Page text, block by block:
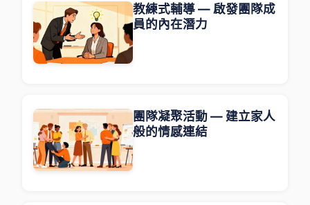
教練式輔導 — 啟發團隊成
員的內在潛力
團隊凝聚活動 — 建立家人
般的情感連結